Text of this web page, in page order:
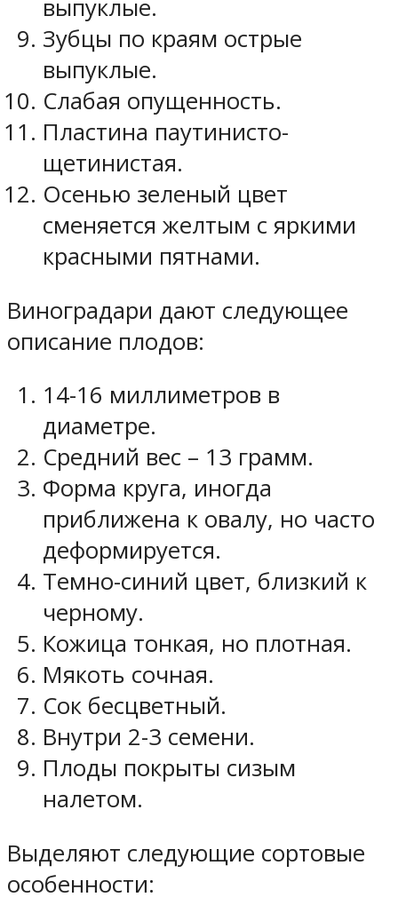
выпуклые.
Зубцы по краям острые
выпуклые.
Слабая опущенность.
Пластина паутинисто-
щетинистая.
Осенью зеленый цвет
сменяется желтым с яркими
красными пятнами.
Виноградари дают следующее
описание плодов:
14-16 миллиметров в
диаметре.
Средний вес – 13 грамм.
Форма круга, иногда
приближена к овалу, но часто
деформируется.
Темно-синий цвет, близкий к
черному.
Кожица тонкая, но плотная.
Мякоть сочная.
Сок бесцветный.
Внутри 2-3 семени.
Плоды покрыты сизым
налетом.
Выделяют следующие сортовые
особенности: